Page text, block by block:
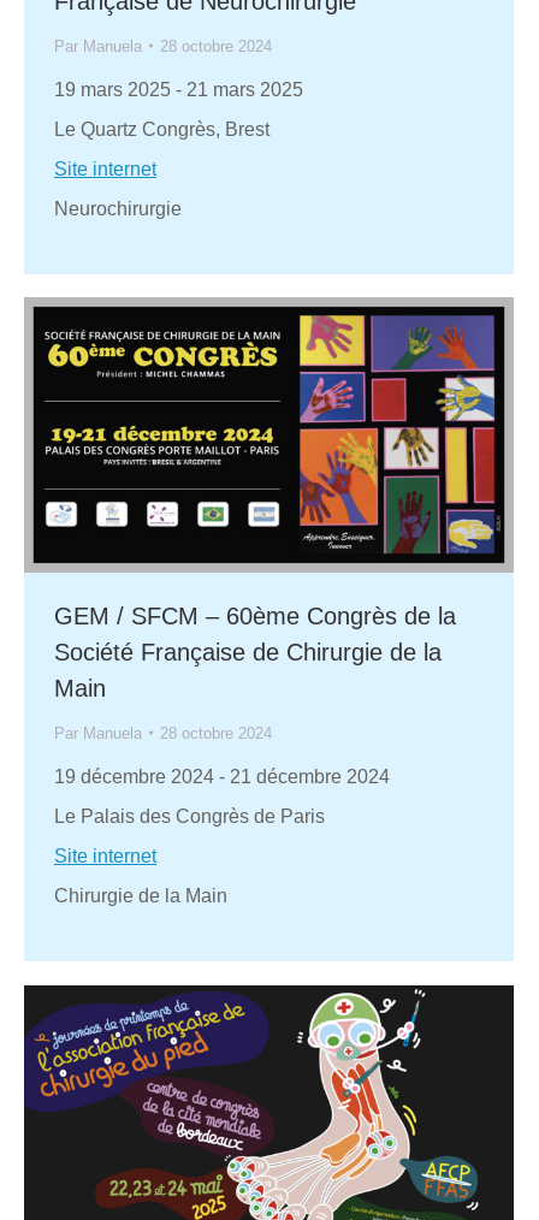
Par Manuela 28 octobre 2024
19 mars 2025 - 21 mars 2025
Le Quartz Congrès, Brest
Site internet
Neurochirurgie
GEM / SFCM – 60ème Congrès de la
Société Française de Chirurgie de la
Main
Par Manuela 28 octobre 2024
19 décembre 2024 - 21 décembre 2024
Le Palais des Congrès de Paris
Site internet
Chirurgie de la Main